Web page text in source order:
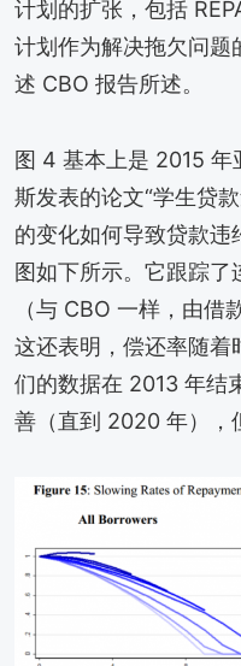
计划的扩张，包括
计划作为解决拖欠问题
述 CBO 报告所述。
图 4 基本上是 2015 年
斯发表的论文“学生贷
的变化如何导致贷款违
图如下所示。它跟踪
（与 CBO 一样，由借
这还表明，偿还率随着
们的数据在 2013 年结
善（直到 2020 年），